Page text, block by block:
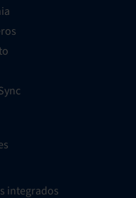
integrados